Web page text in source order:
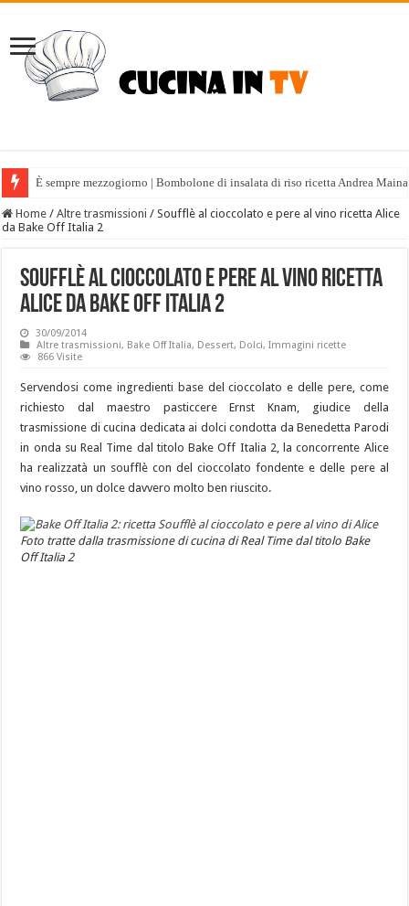
È sempre mezzogiorno | Bombolone di insalata di riso ricetta Andrea
Home / Altre trasmissioni / Soufflè al cioccolato e pere al vino ricetta Alice
da Bake Off Italia 2
Soufflè al cioccolato e pere al vino ricetta
Alice da Bake Off Italia 2
30/09/2014
Altre trasmissioni, Bake Off Italia, Dessert, Dolci,Immagini ricette
866 Visite
Servendosi come ingredienti base del cioccolato e delle pere, come
richiesto dal maestro pasticcere Ernst Knam, giudice della
trasmissione di cucina dedicata ai dolci condotta da Benedetta Parodi
in onda su Real Time dal titolo Bake Off Italia 2, la concorrente Alice
ha realizzatà un soufflè con del cioccolato fondente e delle pere al
vino rosso, un dolce davvero molto ben riuscito.
Foto tratte dalla trasmissione di cucina di Real Time dal titolo Bake
Off Italia 2